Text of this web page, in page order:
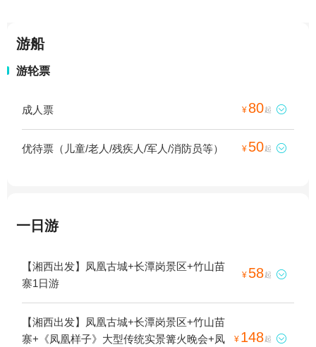
游船
游轮票
成人票 ¥ 80起 
优待票（儿童/老人/残疾人/军人/消防员等） ¥ 50起 
一日游
【湘西出发】凤凰古城+长潭岗景区+竹山苗
寨1日游
¥ 58起 
【湘西出发】凤凰古城+长潭岗景区+竹山苗
寨+《凤凰样子》大型传统实景篝火晚会+凤
¥ 148起 